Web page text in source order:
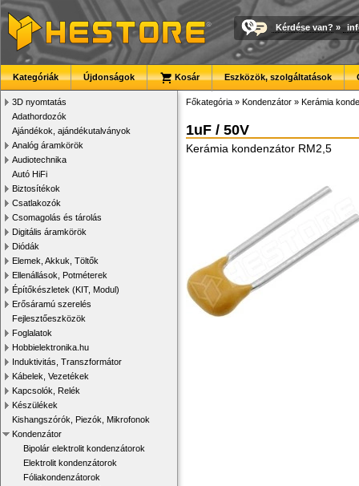
Kérdése van? »
Kategóriák Újdonságok Kosár Eszközök, szolgáltatások
3D nyomtatás
Adathordozók
Ajándékok, ajándékutalványok
Analóg áramkörök
Audiotechnika
Autó HiFi
Biztosítékok
Csatlakozók
Csomagolás és tárolás
Digitális áramkörök
Diódák
Elemek, Akkuk, Töltők
Ellenállások, Potméterek
Építőkészletek (KIT, Modul)
Erősáramú szerelés
Fejlesztőeszközök
Foglalatok
Hobbielektronika.hu
Induktivitás, Transzformátor
Kábelek, Vezetékek
Kapcsolók, Relék
Készülékek
Kishangszórók, Piezók, Mikrofonok
Kondenzátor
Bipolár elektrolit kondenzátorok
Elektrolit kondenzátorok
Fóliakondenzátorok
Főkategória » Kondenzátor » Kerámia
1uF / 50V
Kerámia kondenzátor RM2,5